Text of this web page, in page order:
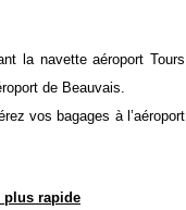
la navette aéroport Tours
de Beauvais.
vos bagages à l’aéroport
plus rapide